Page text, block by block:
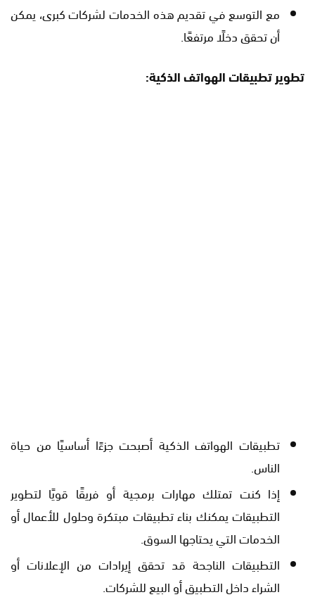
مع التوسع في تقديم هذه الخدمات لشركات كبرى، يمكن
أن تحقق دخلًا مرتفعًا.
تطوير تطبيقات الهواتف الذكية:
تطبيقات الهواتف الذكية أصبحت جزءًا أساسيًا من حياة
الناس.
إذا كنت تمتلك مهارات برمجية أو فريقًا قويًا لتطوير
التطبيقات يمكنك بناء تطبيقات مبتكرة وحلول للأعمال أو
الخدمات التي يحتاجها السوق.
التطبيقات الناجحة قد تحقق إيرادات من الإعلانات أو
الشراء داخل التطبيق أو البيع للشركات.